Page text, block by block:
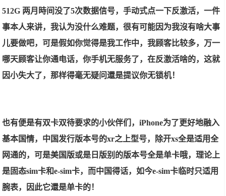
512G 两月時间没了5次数据信号，手动式点一下反激活，一件
事本人来讲，我认为没什么难题，很有可能因为我沒有啥大事
儿要做吧，可是假如你觉得是我工作中，我顾客比较多，万一
哪天顾客让你通电话，你手机无服务了，在反激活啥的，这就
因小失大了，那样得毫无疑问還是提议你无锁机！
也有便是有双卡双待要求的小伙伴们，iPhone为了更好地融入
基本国情，中国发行版本号的xr之上型号，除开xs全是适用全
网通的，可是美国版或是日版别的版本号全是单卡哦，理论上
是固态sim卡和e-sim卡，而中国得话，如今e-sim卡临时只适用
腕表，因此它還是单卡的！